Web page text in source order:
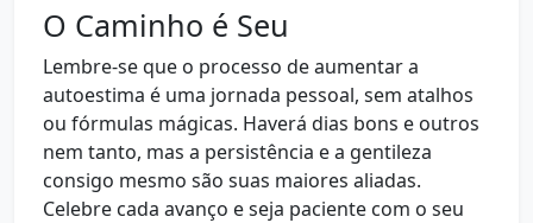
O Caminho é Seu
Lembre-se que o processo de aumentar a
autoestima é uma jornada pessoal, sem atalhos
ou fórmulas mágicas. Haverá dias bons e outros
nem tanto, mas a persistência e a gentileza
consigo mesmo são suas maiores aliadas.
Celebre cada avanço e seja paciente com o seu